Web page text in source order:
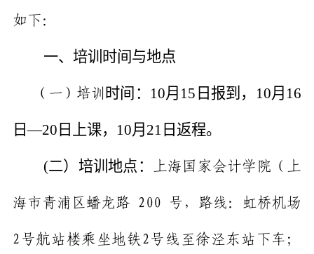
如下：
一、培训时间与地点
（一）培训 时间： 10月 15 日报到， 10月 16
日—20 日上课， 10月 21 日返程。
(二）培训地点： 上海国家会计学院（上
海市青浦区蟠龙路 200 号，路线：虹桥机场
2 号航站楼乘坐地铁 2号线至徐泾东站下车；